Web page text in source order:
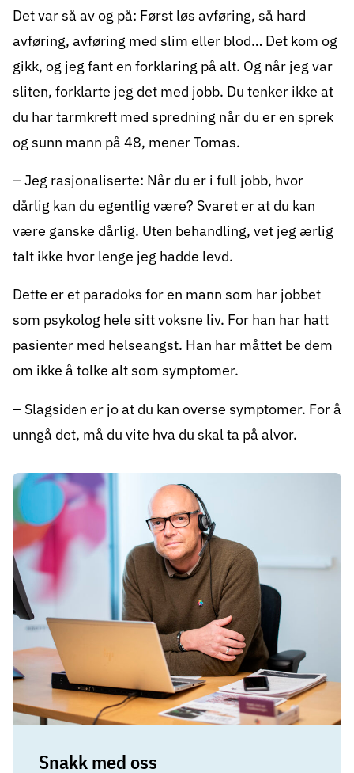
Det var så av og på: Først løs avføring, så hard
avføring, avføring med slim eller blod… Det kom og
gikk, og jeg fant en forklaring på alt. Og når jeg var
sliten, forklarte jeg det med jobb. Du tenker ikke at
du har tarmkreft med spredning når du er en sprek
og sunn mann på 48, mener Tomas.
– Jeg rasjonaliserte: Når du er i full jobb, hvor
dårlig kan du egentlig være? Svaret er at du kan
være ganske dårlig. Uten behandling, vet jeg ærlig
talt ikke hvor lenge jeg hadde levd.
Dette er et paradoks for en mann som har jobbet
som psykolog hele sitt voksne liv. For han har hatt
pasienter med helseangst. Han har måttet be dem
om ikke å tolke alt som symptomer.
– Slagsiden er jo at du kan overse symptomer. For å
unngå det, må du vite hva du skal ta på alvor.
Snakk med oss